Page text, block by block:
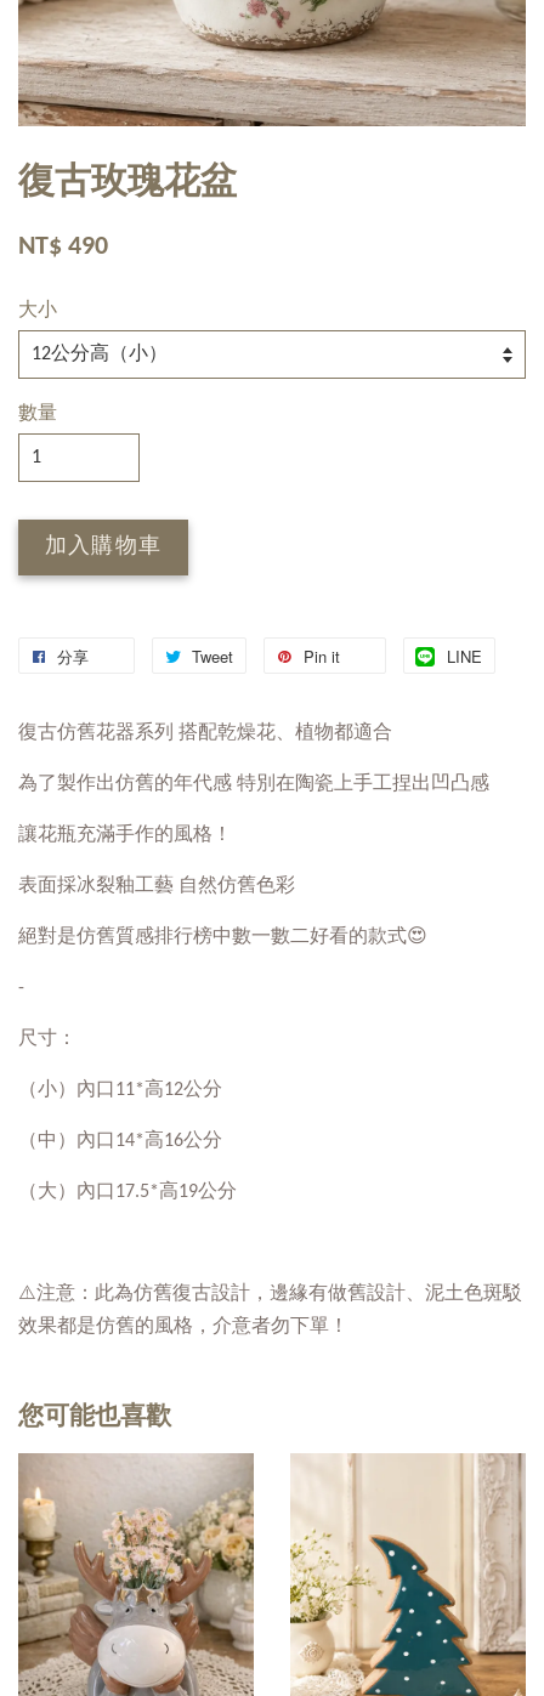
復古玫瑰花盆
NT$ 490
大小
數量
加入購物車
分享 Tweet Pin it LINE
復古仿舊花器系列 搭配乾燥花、植物都適合
為了製作出仿舊的年代感 特別在陶瓷上手工捏出凹凸感
讓花瓶充滿手作的風格！
表面採冰裂釉工藝 自然仿舊色彩
絕對是仿舊質感排行榜中數一數二好看的款式😍
-
尺寸：
（小）內口11*高12公分
（中）內口14*高16公分
（大）內口17.5*高19公分
⚠️注意：此為仿舊復古設計，邊緣有做舊設計、泥土色斑駁
效果都是仿舊的風格，介意者勿下單！
您可能也喜歡